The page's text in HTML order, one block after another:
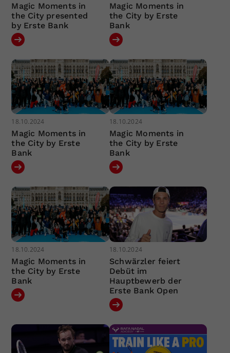
Magic Moments in
the City presented
by Erste Bank
Magic Moments in
the City by Erste
Bank
18.10.2024
Magic Moments in
the City by Erste
Bank
18.10.2024
Magic Moments in
the City by Erste
Bank
18.10.2024
Magic Moments in
the City by Erste
Bank
18.10.2024
Schwärzler feiert
Debüt im
Hauptbewerb der
Erste Bank Open